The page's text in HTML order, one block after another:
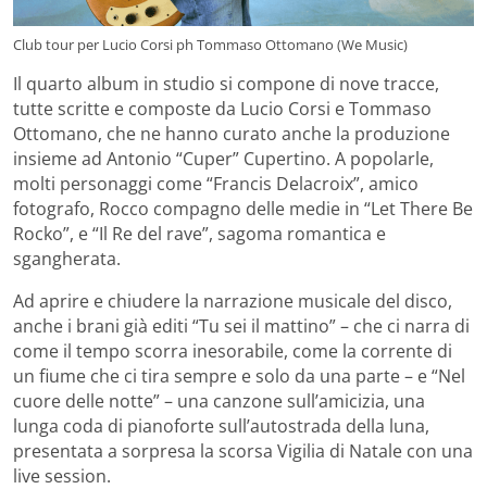
Club tour per Lucio Corsi ph Tommaso Ottomano (We Music)
Il quarto album in studio si compone di nove tracce,
tutte scritte e composte da Lucio Corsi e Tommaso
Ottomano, che ne hanno curato anche la produzione
insieme ad Antonio “Cuper” Cupertino. A popolarle,
molti personaggi come “Francis Delacroix”, amico
fotografo, Rocco compagno delle medie in “Let There Be
Rocko”, e “Il Re del rave”, sagoma romantica e
sgangherata.
Ad aprire e chiudere la narrazione musicale del disco,
anche i brani già editi “Tu sei il mattino” – che ci narra di
come il tempo scorra inesorabile, come la corrente di
un fiume che ci tira sempre e solo da una parte – e “Nel
cuore delle notte” – una canzone sull’amicizia, una
lunga coda di pianoforte sull’autostrada della luna,
presentata a sorpresa la scorsa Vigilia di Natale con una
live session.